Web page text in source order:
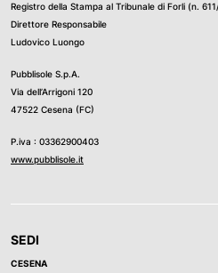
Registro della Stampa al Tribunale di Forli (n.
Direttore Responsabile
Ludovico Luongo
Pubblisole S.p.A.
Via dell’Arrigoni 120
47522 Cesena (FC)
P.iva : 03362900403
www.pubblisole.it
SEDI
CESENA